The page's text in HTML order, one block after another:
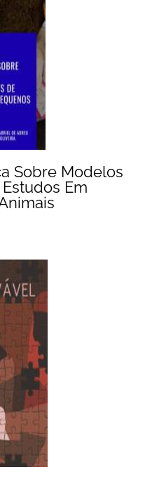
Sobre Modelos
Em